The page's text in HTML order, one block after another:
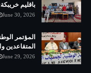
باقليم
June 30, 2026
المؤتمر
المتقاعدين
June 29, 2026